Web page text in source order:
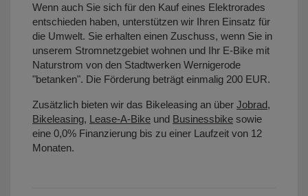
Wenn auch Sie sich für den Kauf eines Elektrorades
entschieden haben, unterstützen wir Ihren Einsatz für
die Umwelt. Sie erhalten einen Zuschuss, wenn Sie in
unserem Stromnetzgebiet wohnen und Ihr E-Bike mit
Naturstrom von den Stadtwerken Wernigerode
"betanken". Die Förderung beträgt einmalig 200 EUR.
Zusätzlich bieten wir das Bikeleasing an über Jobrad,
Bikeleasing, Lease-A-Bike und Businessbike sowie
eine 0,0% Finanzierung bis zu einer Laufzeit von 12
Monaten.